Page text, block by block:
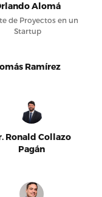
Alomá
de Proyectos en un
Startup
Ramírez
Ronald Collazo
Pagán